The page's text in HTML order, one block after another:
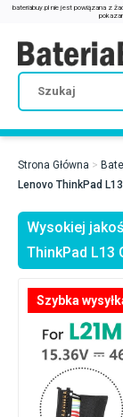
Strona Główna
Lenovo ThinkPad
Wysokiej
ThinkPad L13
Szybka